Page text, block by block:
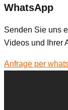
WhatsApp
Senden Sie uns
Videos und Ihrer
Anfrage per